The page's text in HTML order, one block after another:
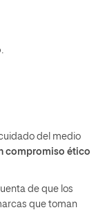
del medio
compromiso ético
de que los
que toman